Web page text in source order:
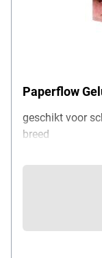
Paperflow
geschikt voor
breed